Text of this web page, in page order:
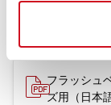
フラッシュ
ズ用（日本語